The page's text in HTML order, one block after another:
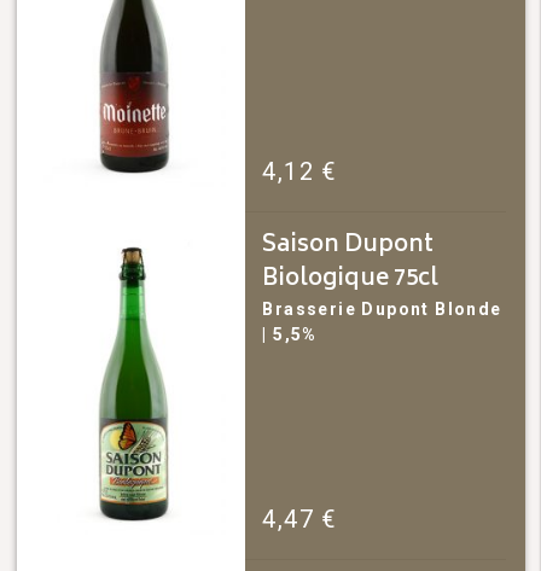
4,12 €
Saison Dupont
Biologique 75cl
Brasserie Dupont Blonde
| 5,5%
4,47 €